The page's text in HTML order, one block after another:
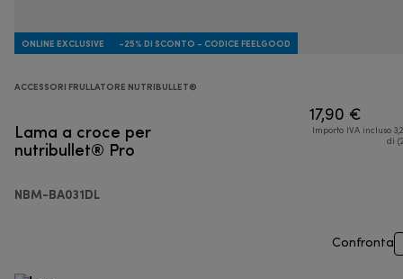
ONLINE EXCLUSIVE -25% DI SCONTO - CODICE FEELGOOD
ACCESSORI FRULLATORE NUTRIBULLET®
Lama a croce per
nutribullet® Pro
NBM-BA031DL
17,90 €
Importo IVA incluso
di
Confronta